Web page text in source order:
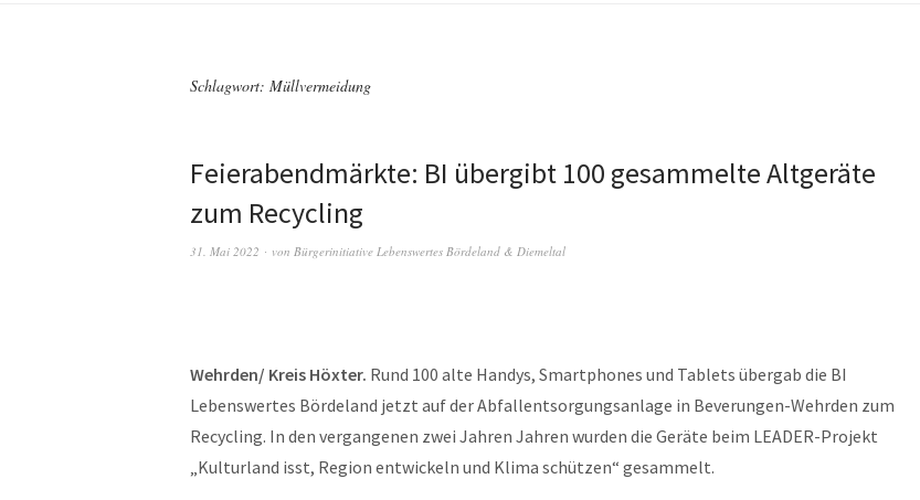
Schlagwort: Müllvermeidung
Feierabendmärkte: BI übergibt 100 gesammelte Altgeräte
zum Recycling
31. Mai 2022 von Bürgerinitiative Lebenswertes Bördeland & Diemeltal
Wehrden/ Kreis Höxter. Rund 100 alte Handys, Smartphones und Tablets übergab die BI
Lebenswertes Bördeland jetzt auf der Abfallentsorgungsanlage in Beverungen-Wehrden zum
Recycling. In den vergangenen zwei Jahren Jahren wurden die Geräte beim LEADER-Projekt
„Kulturland isst, Region entwickeln und Klima schützen“ gesammelt.